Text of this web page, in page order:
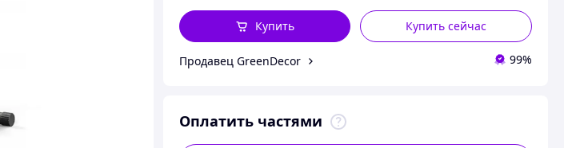
Купить сейчас
Купить
Продавец GreenDecor 99%
Оплатить частями